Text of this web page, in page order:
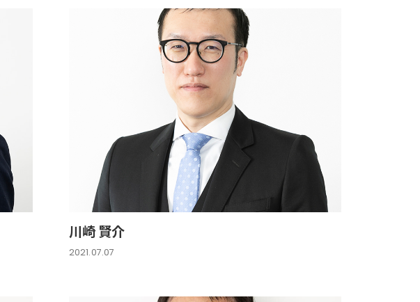
川崎 賢介
2021.07.07